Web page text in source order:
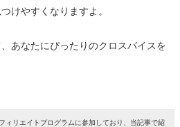
けやすくなりますよ。
あなたにぴったりのクロスバイスを
リエイトプログラムに参加しており、当記事で紹